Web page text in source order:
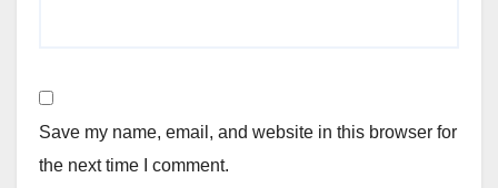
Save my name, email, and website in this browser for
the next time I comment.